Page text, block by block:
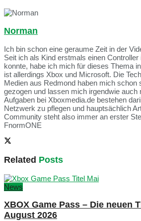
Norman
Ich bin schon eine geraume Zeit in der
Seit ich als Kind erstmals einen Controller
konnte, habe ich mich für dieses Thema
ist allerdings Xbox und Microsoft. Die
Medien aus Redmond haben mich schon
gezogen und lassen mich irgendwie auch
Aufgaben bei Xboxmedia.de bestehen
Netzwerk zu pflegen und hauptsächlich
Community steht also immer an erster
FnormONE
Related Posts
News
XBOX Game Pass – Die neuen
August 2026